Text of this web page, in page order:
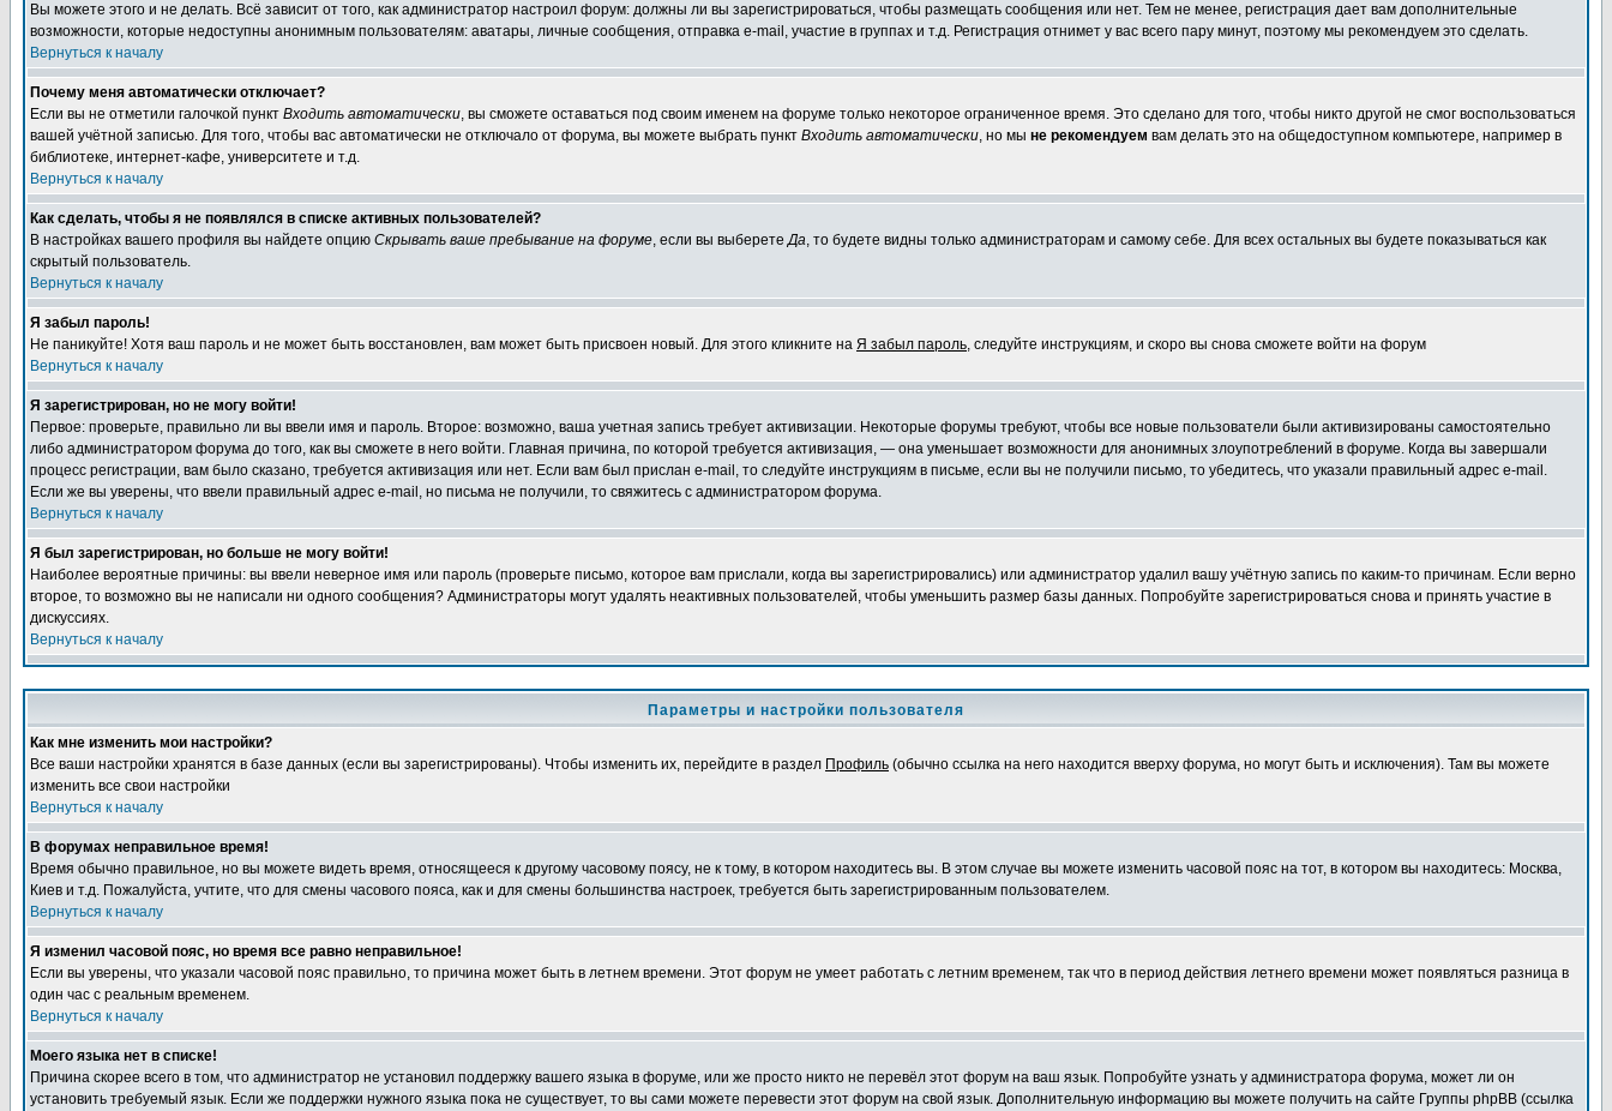
Вы можете этого и не делать. Всё зависит от того, как администратор настроил форум: должны ли вы зарегистрироваться, чтобы размещать сообщения или нет. Тем не менее, регистрация дает вам дополнительные
возможности, которые недоступны анонимным пользователям: аватары, личные сообщения, отправка e-mail, участие в группах и т.д. Регистрация отнимет у вас всего пару минут, поэтому мы рекомендуем это сделать.
Вернуться к началу
Почему меня автоматически отключает?
Если вы не отметили галочкой пункт Входить автоматически, вы сможете оставаться под своим именем на форуме только некоторое ограниченное время. Это сделано для того, чтобы никто другой не смог воспользоваться
вашей учётной записью. Для того, чтобы вас автоматически не отключало от форума, вы можете выбрать пункт Входить автоматически, но мы не рекомендуем вам делать это на общедоступном компьютере, например в
библиотеке, интернет-кафе, университете и т.д.
Вернуться к началу
Как сделать, чтобы я не появлялся в списке активных пользователей?
В настройках вашего профиля вы найдете опцию Скрывать ваше пребывание на форуме, если вы выберетеДа, то будете видны только администраторам и самому себе. Для всех остальных вы будете показываться как
скрытый пользователь.
Вернуться к началу
Я забыл пароль!
Не паникуйте! Хотя ваш пароль и не может быть восстановлен, вам может быть присвоен новый. Для этого кликните на Я забыл пароль, следуйте инструкциям, и скоро вы снова сможете войти на форум
Вернуться к началу
Я зарегистрирован, но не могу войти!
Первое: проверьте, правильно ли вы ввели имя и пароль. Второе: возможно, ваша учетная запись требует активизации. Некоторые форумы требуют, чтобы все новые пользователи были активизированы самостоятельно
либо администратором форума до того, как вы сможете в него войти. Главная причина, по которой требуется активизация, — она уменьшает возможности для анонимных злоупотреблений в форуме. Когда вы завершали
процесс регистрации, вам было сказано, требуется активизация или нет. Если вам был прислан e-mail, то следуйте инструкциям в письме, если вы не получили письмо, то убедитесь, что указали правильный адрес e-mail.
Если же вы уверены, что ввели правильный адрес e-mail, но письма не получили, то свяжитесь с администратором форума.
Вернуться к началу
Я был зарегистрирован, но больше не могу войти!
Наиболее вероятные причины: вы ввели неверное имя или пароль (проверьте письмо, которое вам прислали, когда вы зарегистрировались) или администратор удалил вашу учётную запись по каким-то причинам. Если верно
второе, то возможно вы не написали ни одного сообщения? Администраторы могут удалять неактивных пользователей, чтобы уменьшить размер базы данных. Попробуйте зарегистрироваться снова и принять участие в
дискуссиях.
Вернуться к началу
Параметры и настройки пользователя
Как мне изменить мои настройки?
Все ваши настройки хранятся в базе данных (если вы зарегистрированы). Чтобы изменить их, перейдите в раздел Профиль (обычно ссылка на него находится вверху форума, но могут быть и исключения). Там вы можете
изменить все свои настройки
Вернуться к началу
В форумах неправильное время!
Время обычно правильное, но вы можете видеть время, относящееся к другому часовому поясу, не к тому, в котором находитесь вы. В этом случае вы можете изменить часовой пояс на тот, в котором вы находитесь: Москва,
Киев и т.д. Пожалуйста, учтите, что для смены часового пояса, как и для смены большинства настроек, требуется быть зарегистрированным пользователем.
Вернуться к началу
Я изменил часовой пояс, но время все равно неправильное!
Если вы уверены, что указали часовой пояс правильно, то причина может быть в летнем времени. Этот форум не умеет работать с летним временем, так что в период действия летнего времени может появляться разница в
один час с реальным временем.
Вернуться к началу
Моего языка нет в списке!
Причина скорее всего в том, что администратор не установил поддержку вашего языка в форуме, или же просто никто не перевёл этот форум на ваш язык. Попробуйте узнать у администратора форума, может ли он
установить требуемый язык. Если же поддержки нужного языка пока не существует, то вы сами можете перевести этот форум на свой язык. Дополнительную информацию вы можете получить на сайте Группы phpBB (ссылка